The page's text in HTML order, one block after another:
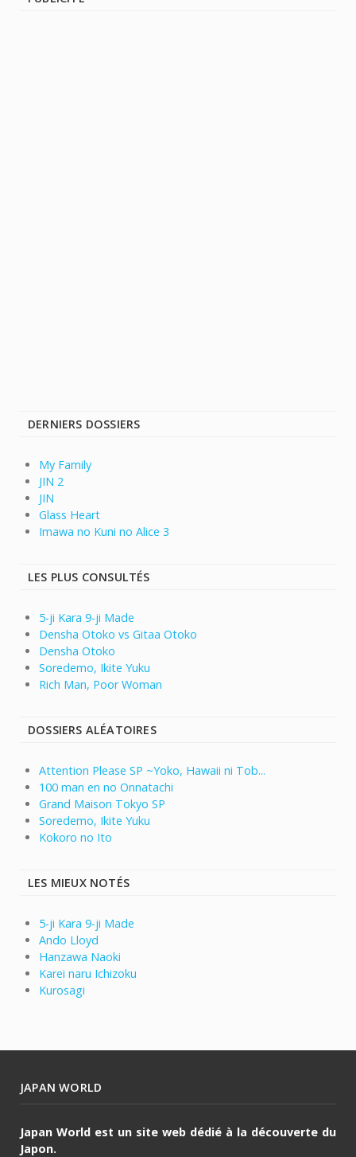
DERNIERS DOSSIERS
My Family
JIN 2
JIN
Glass Heart
Imawa no Kuni no Alice 3
LES PLUS CONSULTÉS
5-ji Kara 9-ji Made
Densha Otoko vs Gitaa Otoko
Densha Otoko
Soredemo, Ikite Yuku
Rich Man, Poor Woman
DOSSIERS ALÉATOIRES
Attention Please SP ~Yoko, Hawaii ni Tob...
100 man en no Onnatachi
Grand Maison Tokyo SP
Soredemo, Ikite Yuku
Kokoro no Ito
LES MIEUX NOTÉS
5-ji Kara 9-ji Made
Ando Lloyd
Hanzawa Naoki
Karei naru Ichizoku
Kurosagi
JAPAN WORLD
Japan World est un site web dédié à la découverte du
Japon.